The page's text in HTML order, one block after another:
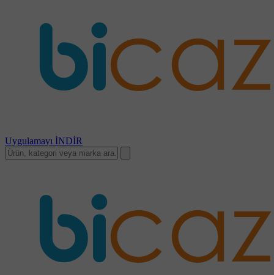
Uygulamayı İNDİR